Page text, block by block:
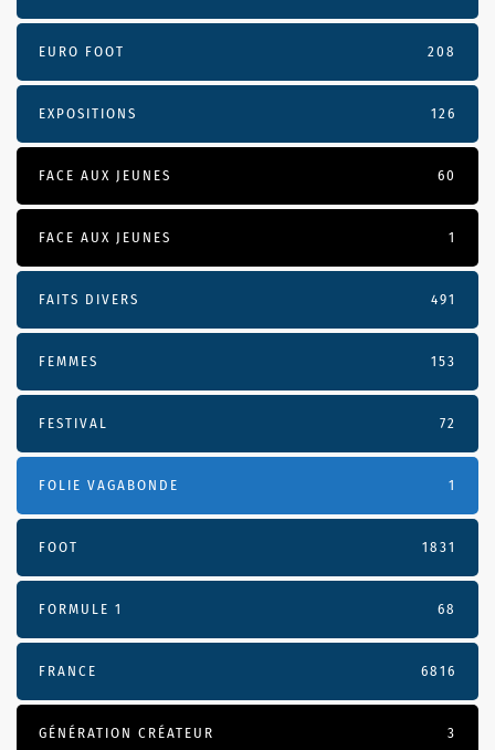
EURO FOOT 208
EXPOSITIONS 126
FACE AUX JEUNES 60
FACE AUX JEUNES 1
FAITS DIVERS 491
FEMMES 153
FESTIVAL 72
FOLIE VAGABONDE 1
FOOT 1831
FORMULE 1 68
FRANCE 6816
GÉNÉRATION CRÉATEUR 3